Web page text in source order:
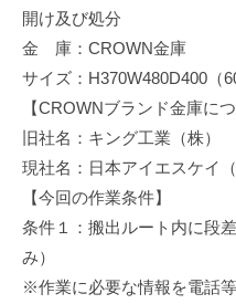
理
等
の
専
門
開け及び処分
金 庫：CROWN金庫
サイズ：H370W480D400（
【CROWNブランド金庫につ
旧社名：キング工業（株）
現社名：日本アイエスケイ（
【今回の作業条件】
条件１：搬出ルート内に段
み）
※作業に必要な情報を電話